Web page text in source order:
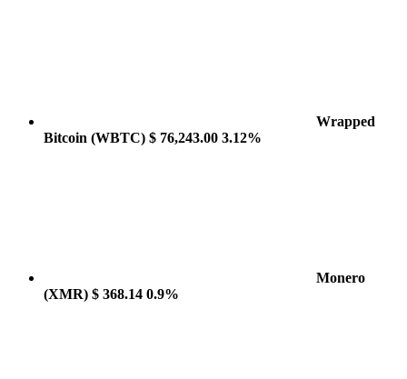
Wrapped
Bitcoin (WBTC) $ 76,243.00 3.12%
Monero
(XMR) $ 368.14 0.9%